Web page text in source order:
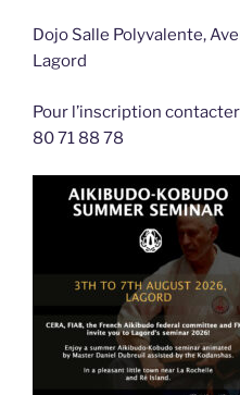
Dojo Salle Polyvalente,
Lagord
Pour l’inscription
80 71 88 78